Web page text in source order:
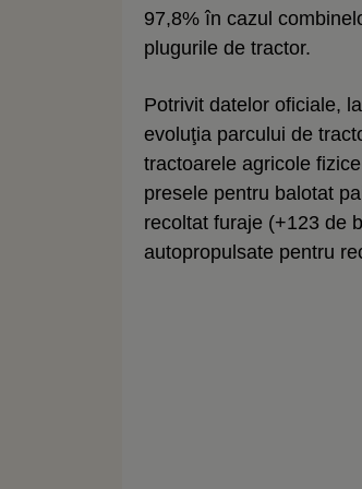
97,8% în cazul
plugurile de tractor.
Potrivit datelor oficiale,
evoluţia parcului de
tractoarele agricole
presele pentru balotat
recoltat furaje (+123 de
autopropulsate pentru